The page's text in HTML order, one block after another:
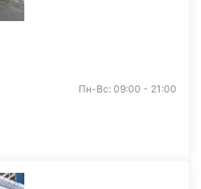
Пн-Вс: 09:00 - 21:00